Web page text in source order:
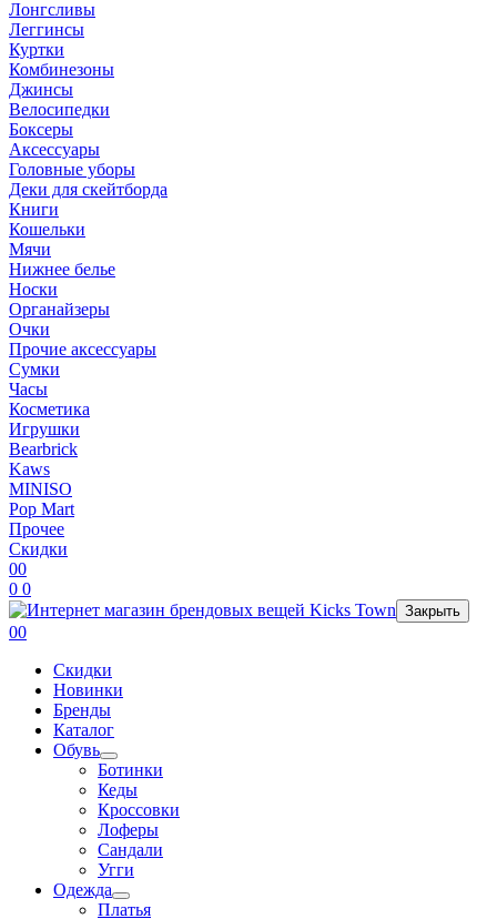
Лонгсливы
Леггинсы
Куртки
Комбинезоны
Джинсы
Велосипедки
Боксеры
Аксессуары
Головные уборы
Деки для скейтборда
Книги
Кошельки
Мячи
Нижнее белье
Носки
Органайзеры
Очки
Прочие аксессуары
Сумки
Часы
Косметика
Игрушки
Bearbrick
Kaws
MINISO
Pop Mart
Прочее
Скидки
00
0 0
Закрыть
00
Скидки
Новинки
Бренды
Каталог
Обувь
Ботинки
Кеды
Кроссовки
Лоферы
Сандали
Угги
Одежда
Платья